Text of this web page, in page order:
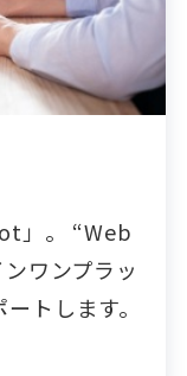
」。 “Web
ワンプラッ
トします。